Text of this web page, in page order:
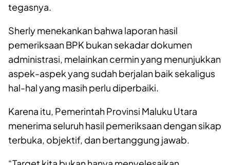
tegasnya.
Sherly menekankan bahwa laporan hasil
pemeriksaan BPK bukan sekadar dokumen
administrasi, melainkan cermin yang menunjukkan
aspek-aspek yang sudah berjalan baik sekaligus
hal-hal yang masih perlu diperbaiki.
Karena itu, Pemerintah Provinsi Maluku Utara
menerima seluruh hasil pemeriksaan dengan sikap
terbuka, objektif, dan bertanggung jawab.